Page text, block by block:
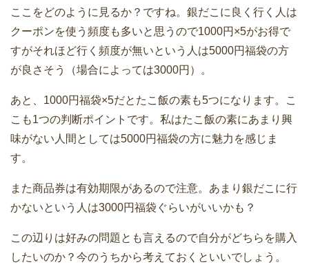
ここをどのように見るか？ですね。銀だこに良く行く人は
クーポンを使う頻度も多いと思うので1000円×5がお得で
すがそれほど行く頻度が無いという人は5000円福袋の方
が良さそう（場合によっては3000円）。
あと、1000円福袋×5だとたこ飯の素も5つになります。こ
こも1つの判断ポイントです。私はたこ飯の素にあまり興
味がない人間としては5000円福袋の方に魅力を感じま
す。
また商品券は有効期限があるので注意。あまり銀だこに行
かないという人は3000円福袋ぐらいがいいかも？
この辺りは好みの問題とも言えるので自分がどちらを購入
したいのか？今のうちから考えておくといいでしょう。